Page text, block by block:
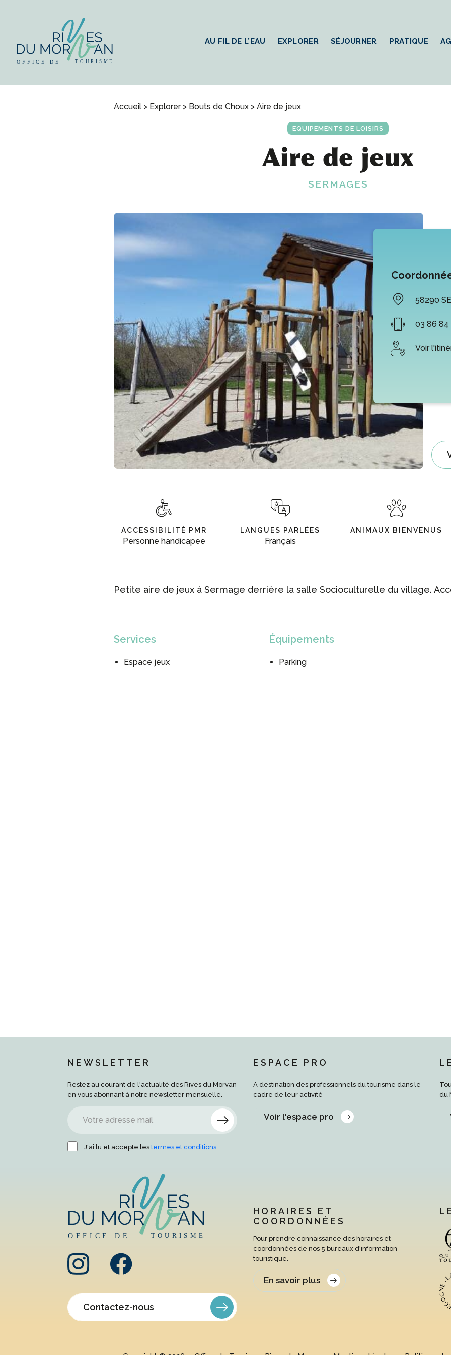
AU FIL DE L’EAU EXPLORER SÉJOURNER PRATIQUE
Accueil > Explorer> Bouts de Choux > Aire de jeux
EQUIPEMENTS DE LOISIRS
Aire de jeux
SERMAGES
58290
03 86 84
Voir
ACCESSIBILITÉ PMR
Personne handicapee
LANGUES PARLÉES
Français
ANIMAUX BIENVENUS
Petite aire de jeux à Sermage derrière la salle Socioculturelle du village.
Services
Espace jeux
Équipements
Parking
NEWSLETTER
Restez au courant de l'actualité des Rives du Morvan
en vous abonnant à notre newsletter mensuelle.
J'ai lu et accepte les termes et conditions.
ESPACE PRO
A destination des professionnels du tourisme dans le
cadre de leur activité
Voir l'espace pro
du
Contactez-nous
HORAIRES ET
COORDONNÉES
Pour prendre connaissance des horaires et
coordonnées de nos 5 bureaux d'information
touristique.
En savoir plus